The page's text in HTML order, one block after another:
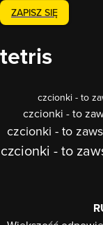
ZAPISZ SIĘ
tetris
czcionki - to
czcionki - to
czcionki - to
czcionki - to